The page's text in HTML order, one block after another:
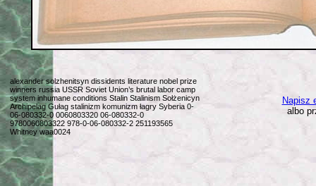
alexander solzhenitsyn dissidents literature nobel prize
winners russia USSR Soviet Union’s brutal labor camp
system inhumane conditions Stalin Stalinism Sołżenicyn
Archipelag Gułag stalinizm komunizm łagry Syberia 0-
06-080332-0 0060803320 06-080332-0
9780060803322 978-0-06-080332-2 251193565
Whitney waa0024
Napisz
albo